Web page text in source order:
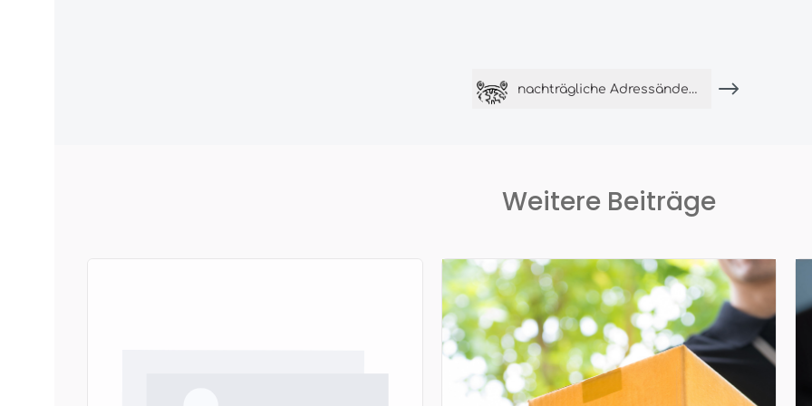
nachträgliche Adressänderung bei Paypal Zahlungen
Weitere Beiträge